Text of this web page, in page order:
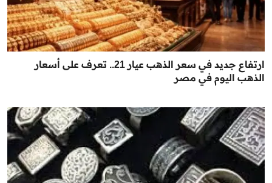
ارتفاع جديد في سعر الذهب عيار 21.. تعرف على أسعار
الذهب اليوم في مصر